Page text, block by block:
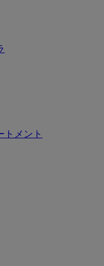
トメント